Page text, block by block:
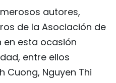
autores,
de la Asociación de
en esta ocasión
entre ellos
Cuong, Nguyen Thi